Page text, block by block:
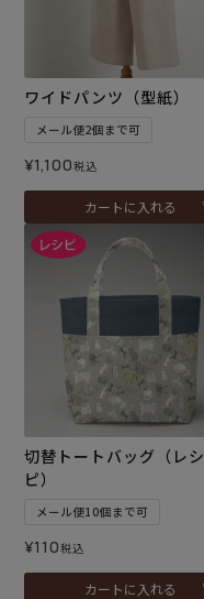
ワイドパンツ（型紙）
メール便2個まで可
¥1,100税込
カートに入れる
切替トートバッグ（レシ
ピ）
メール便10個まで可
¥110税込
カートに入れる